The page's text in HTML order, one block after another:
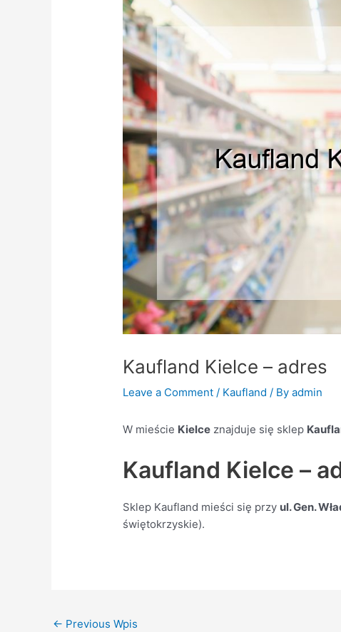
Kaufland Kielce – adres
Leave a Comment / Kaufland / Byadmin
W mieście Kielce znajduje się sklep
Kaufland Kielce –
Sklep Kaufland mieści się przy ul. Gen.
świętokrzyskie).
← Previous Wpis